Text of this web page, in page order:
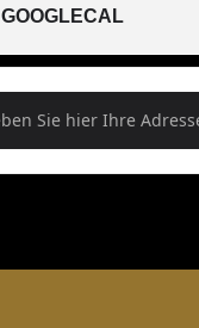
GOOGLECAL
- Till Frömmel []